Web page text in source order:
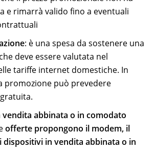
e rimarrà valido fino a eventuali
: è una spesa da sostenere una
deve essere valutata nel
tariffe internet domestiche. In
promozione può prevedere
abbinata o in comodato
offerte propongono il modem, il
in vendita abbinata o in